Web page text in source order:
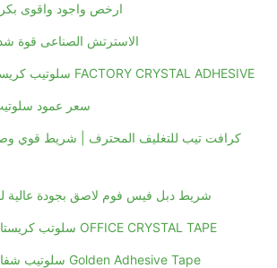
ارخص واجود واقوى
الاسترتش الصناعى قوة
سلوتيب كريستال لاصق للمصانع FACTORY CRYSTAL ADHESIVE
سعر عمود سلوتيب
كرافت تيب للتغليف المحترف | شريط قوي
شريط دبل فيس فوم لاصق بجودة عالية
سلوتب كريستال مكتبي للمكتبات OFFICE CRYSTAL TAPE
سلوتيب شفاف جولدن للمصانع Golden Adhesive Tape